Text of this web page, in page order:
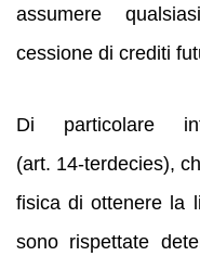
assumere
cessione di crediti
Di particolare
(art. 14‑terdecies),
fisica di ottenere la
sono rispettate